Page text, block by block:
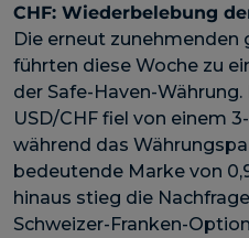
CHF: Wiederbelebung
Die erneut zunehmenden
führten diese Woche zu
der Safe-Haven-
USD/CHF fiel von einem
während das
bedeutende Marke von
hinaus stieg die
Schweizer-Franken-